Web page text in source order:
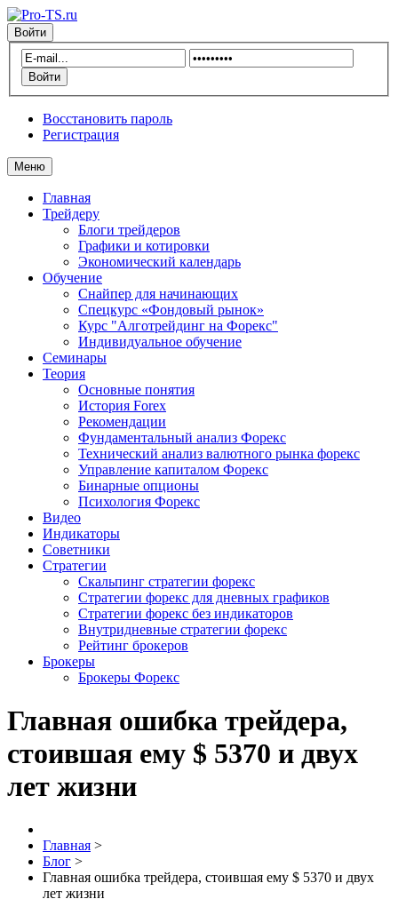
Войти
Восстановить пароль
Регистрация
Меню
Главная
Трейдеру
Блоги трейдеров
Графики и котировки
Экономический календарь
Обучение
Снайпер для начинающих
Спецкурс «Фондовый рынок»
Курс "Алготрейдинг на Форекс"
Индивидуальное обучение
Семинары
Теория
Основные понятия
История Forex
Рекомендации
Фундаментальный анализ Форекс
Технический анализ валютного рынка форекс
Управление капиталом Форекс
Бинарные опционы
Психология Форекс
Видео
Индикаторы
Советники
Стратегии
Скальпинг стратегии форекс
Стратегии форекс для дневных графиков
Стратегии форекс без индикаторов
Внутридневные стратегии форекс
Рейтинг брокеров
Брокеры
Брокеры Форекс
Главная ошибка трейдера,
стоившая ему $ 5370 и двух
лет жизни
Главная >
Блог >
Главная ошибка трейдера, стоившая ему $ 5370 и двух
лет жизни